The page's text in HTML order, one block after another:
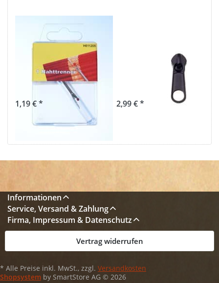
Nahttrenner /
Saumtrenner
Schutzkappe - 1
Stück
1,19 € *
Reißverschlüsse,
Farbe: schwarz -
2,99 € *
Informationen
Service, Versand & Zahlung
Firma, Impressum & Datenschutz
Vertrag widerrufen
* Alle Preise inkl. MwSt., zzgl. Versandkosten
Shopsystem by SmartStore AG © 2026